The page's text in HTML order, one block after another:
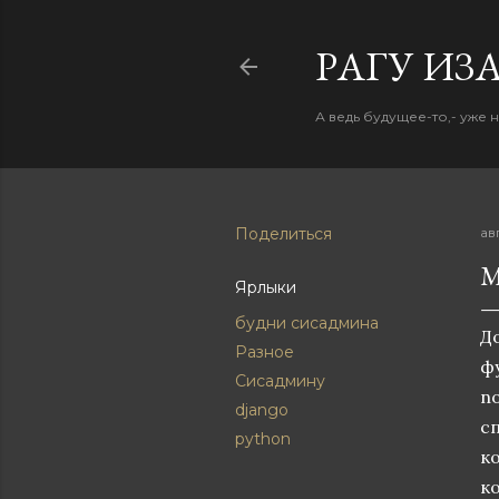
PАГУ
А ведь будущее-то,- уже
Поделиться
Ярлыки
будни сисадмина
Разное
Сисадмину
django
python